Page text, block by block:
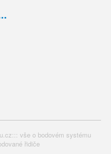
vše o bodovém systému
řidiče